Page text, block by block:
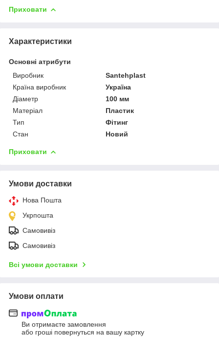
Приховати
Характеристики
Основні атрибути
Виробник
Santehplast
Країна виробник
Україна
Діаметр
100 мм
Матеріал
Пластик
Тип
Фітинг
Стан
Новий
Приховати
Умови доставки
Нова Пошта
Укрпошта
Самовивіз
Самовивіз
Всі умови доставки
Умови оплати
Ви отримаєте замовлення
або гроші повернуться на вашу картку